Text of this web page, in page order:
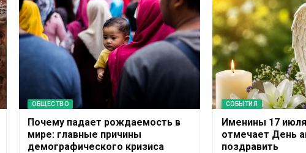
ОБЩЕСТВО
Почему падает рождаемость в
мире: главные причины
демографического кризиса
СОБЫТИЯ
Именины 17
отмечает День
поздравить